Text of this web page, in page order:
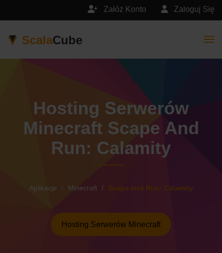
Zaloguj Się
Załóż Konto
ScalaCube
Hosting Serwerów
Minecraft Scape And
Run: Calamity
Aplikacje Minecraft Scape and Run: Calamity
Hosting Serwerów Minecraft